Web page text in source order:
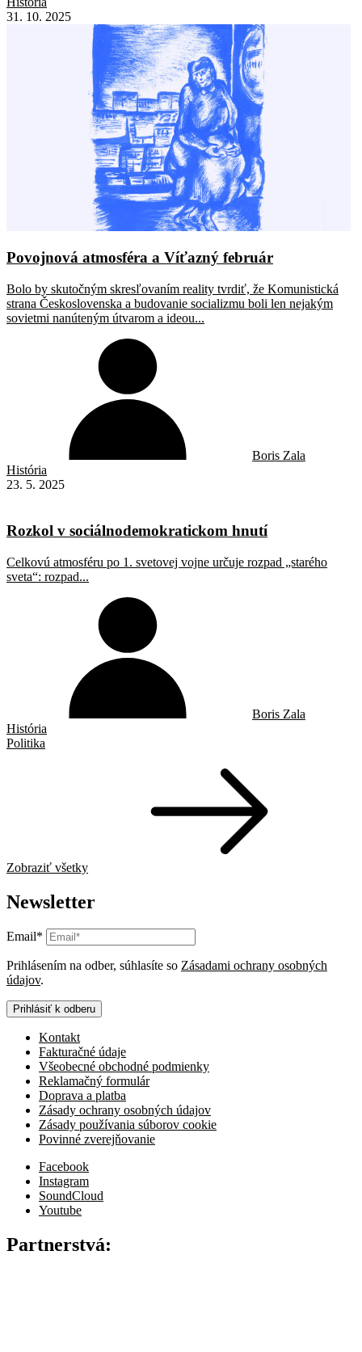
31. 10. 2025
Povojnová atmosféra a Víťazný február
Bolo by skutočným skresľovaním reality tvrdiť, že Komunistická
strana Československa a budovanie socializmu boli len nejakým
sovietmi nanúteným útvarom a ideou...
Boris Zala
História
23. 5. 2025
Rozkol v sociálno­demokratickom hnutí
Celkovú atmosféru po 1. svetovej vojne určuje rozpad „starého
sveta“: rozpad...
Boris Zala
História
Politika
Zobraziť všetky
Newsletter
Email*
Prihlásením na odber, súhlasíte so Zásadami ochrany osobných
údajov.
Prihlásiť k odberu
Kontakt
Fakturačné údaje
Všeobecné obchodné podmienky
Reklamačný formulár
Doprava a platba
Zásady ochrany osobných údajov
Zásady používania súborov cookie
Povinné zverejňovanie
Facebook
Instagram
SoundCloud
Youtube
Partnerstvá: